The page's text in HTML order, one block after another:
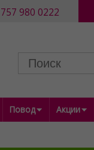
980 0222
Повод Акции